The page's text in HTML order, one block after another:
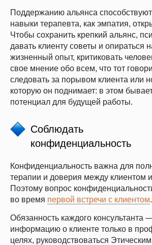
Поддержанию альянса
навыки терапевта, как эмпатия,
Чтобы сохранить крепкий альянс,
давать клиенту советы и опираться
жизненный опыт, критиковать
свое мнение обо всем, что тот
следовать за порывом клиента или
которую он поднимает: в этом
потенциал для будущей работы.
Соблюдать
конфиденциальность
Конфиденциальность важна для
терапии и доверия между клиентом
Поэтому вопрос
во время первой встречи с клиентом.
Обязанность каждого консультанта —
информацию о клиенте только в
целях, руководствоваться